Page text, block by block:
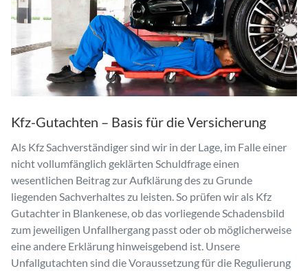
Kfz-Gutachten – Basis für die Versicherung
Als Kfz Sachverständiger sind wir in der Lage, im Falle einer
nicht vollumfänglich geklärten Schuldfrage einen
wesentlichen Beitrag zur Aufklärung des zu Grunde
liegenden Sachverhaltes zu leisten. So prüfen wir als Kfz
Gutachter in Blankenese, ob das vorliegende Schadensbild
zum jeweiligen Unfallhergang passt oder ob möglicherweise
eine andere Erklärung hinweisgebend ist. Unsere
Unfallgutachten sind die Voraussetzung für die Regulierung